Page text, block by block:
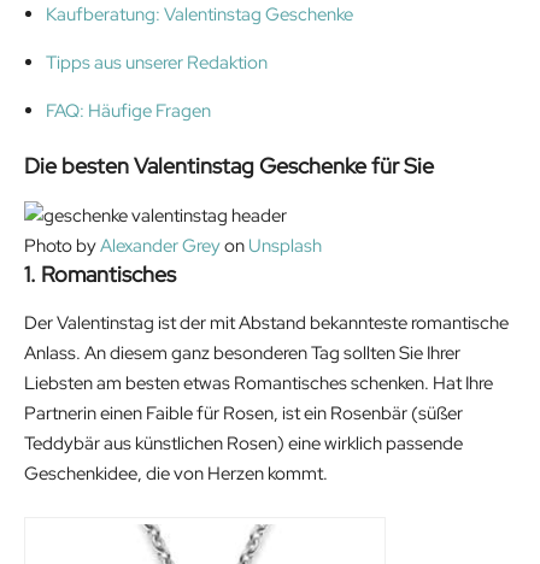
Kaufberatung: Valentinstag Geschenke
Tipps aus unserer Redaktion
FAQ: Häufige Fragen
Die besten Valentinstag Geschenke für Sie
Photo byAlexander Greyon Unsplash
1. Romantisches
Der Valentinstag ist der mit Abstand bekannteste romantische
Anlass. An diesem ganz besonderen Tag sollten Sie Ihrer
Liebsten am besten etwas Romantisches schenken. Hat Ihre
Partnerin einen Faible für Rosen, ist ein Rosenbär (süßer
Teddybär aus künstlichen Rosen) eine wirklich passende
Geschenkidee, die von Herzen kommt.